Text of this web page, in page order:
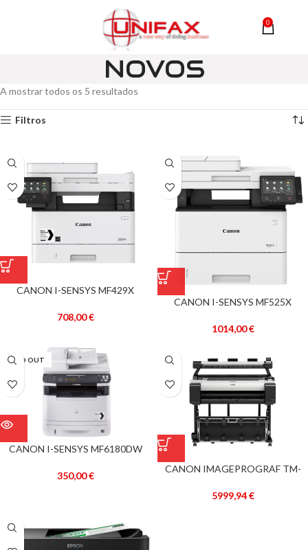
0
NOVOS
A mostrar todos os 5 resultados
Filtros
CANON I-SENSYS MF429X
708,00€
CANON I-SENSYS MF525X
1014,00€
SOLD OUT
CANON I-SENSYS MF6180DW
350,00€
CANON IMAGEPROGRAF TM-
5999,94€